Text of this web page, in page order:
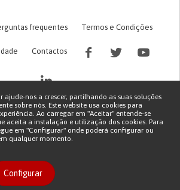
frequentes Termos e Condições
Contactos
Patient Innovation.
ajude-nos a crescer, partilhando as suas soluções
sobre nós. Este website usa cookies para
Ao carregar em "Aceitar" entende-se
aceita a instalação e utilização dos cookies. Para
em "Configurar" onde poderá configurar ou
qualquer momento.
Configurar